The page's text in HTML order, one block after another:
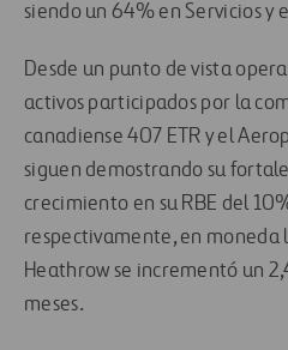
siendo un 64% en Servicios y
Desde un punto de vista
activos participados por la
canadiense 407 ETR y el
siguen demostrando su
crecimiento en su RBE del
respectivamente, en moneda
Heathrow se incrementó un
meses.